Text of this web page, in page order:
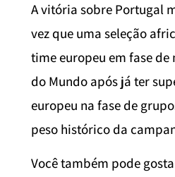
A vitória sobre Portugal
vez que uma seleção
time europeu em fase
do Mundo após já ter
europeu na fase de
peso histórico da
Você também pode